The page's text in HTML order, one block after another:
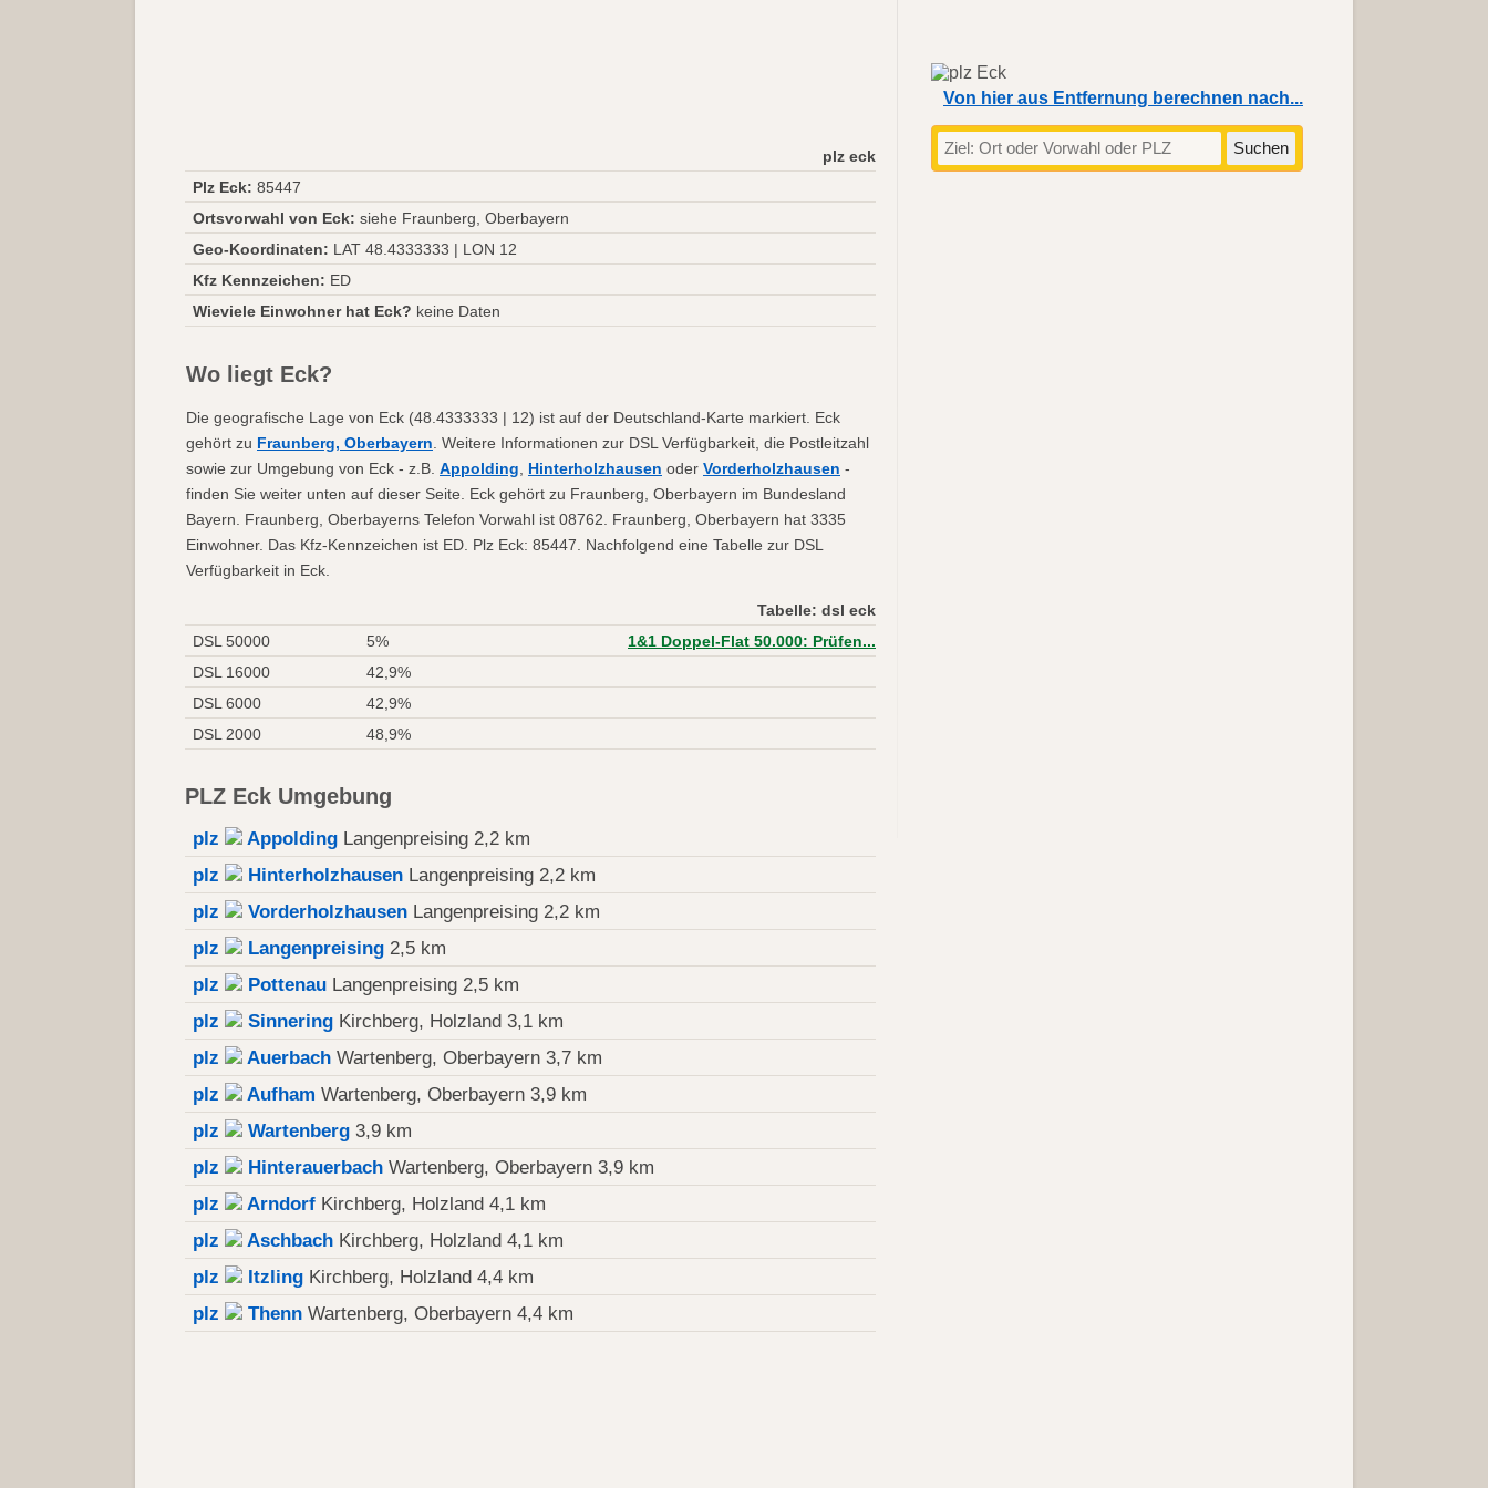
plz eck
Plz Eck: 85447
Ortsvorwahl von Eck: siehe Fraunberg, Oberbayern
Geo-Koordinaten: LAT 48.4333333 | LON 12
Kfz Kennzeichen: ED
Wieviele Einwohner hat Eck? keine Daten
Wo liegt Eck?
Die geografische Lage von Eck (48.4333333 | 12) ist auf der Deutschland-Karte markiert. Eck
gehört zu Fraunberg, Oberbayern . Weitere Informationen zur DSL Verfügbarkeit, die Postleitzahl
sowie zur Umgebung von Eck - z.B. Appolding Hinterholzhausen oder Vorderholzhausen -
finden Sie weiter unten auf dieser Seite. Eck gehört zu Fraunberg, Oberbayern im Bundesland
Bayern. Fraunberg, Oberbayerns Telefon Vorwahl ist 08762. Fraunberg, Oberbayern hat 3335
Einwohner. Das Kfz-Kennzeichen ist ED. Plz Eck: 85447. Nachfolgend eine Tabelle zur DSL
Verfügbarkeit in Eck.
Tabelle: dsl eck
DSL 50000
5%
1&1 Doppel-Flat 50.000: Prüfen...
DSL 16000
42,9%
DSL 6000
42,9%
DSL 2000
48,9%
PLZ Eck Umgebung
plz Appolding Langenpreising 2,2 km
plz
Hinterholzhausen Langenpreising 2,2 km
plz
Vorderholzhausen Langenpreising 2,2 km
plz
Langenpreising 2,5 km
plz
Pottenau Langenpreising 2,5 km
plz
Sinnering Kirchberg, Holzland 3,1 km
plz
Auerbach Wartenberg, Oberbayern 3,7 km
plz
Aufham Wartenberg, Oberbayern 3,9 km
plz
Wartenberg 3,9 km
plz
Hinterauerbach Wartenberg, Oberbayern 3,9 km
plz
Arndorf Kirchberg, Holzland 4,1 km
plz
Aschbach Kirchberg, Holzland 4,1 km
plz
Itzling Kirchberg, Holzland 4,4 km
plz
Thenn Wartenberg, Oberbayern 4,4 km
Von hier aus Entfernung berechnen nach...